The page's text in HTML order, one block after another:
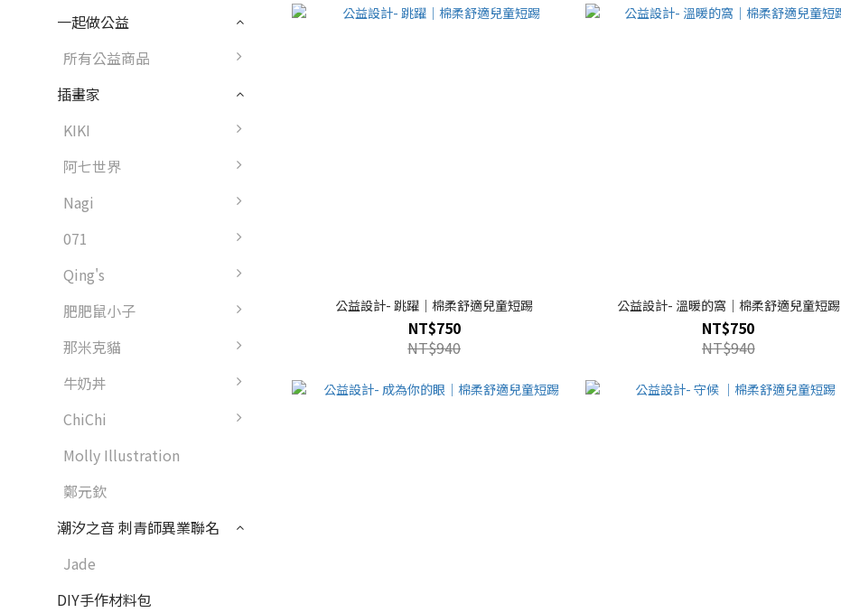
一起做公益
所有公益商品
插畫家
KIKI
阿七世界
Nagi
071
Qing's
肥肥鼠小子
那米克貓
牛奶丼
ChiChi
Molly Illustration
鄭元欽
潮汐之音 刺青師異業聯名
Jade
DIY手作材料包
公益設計- 跳躍｜棉柔舒適兒童短踢
NT$750
NT$940
公益設計- 溫暖的窩｜棉柔舒適兒童短踢
NT$750
NT$940